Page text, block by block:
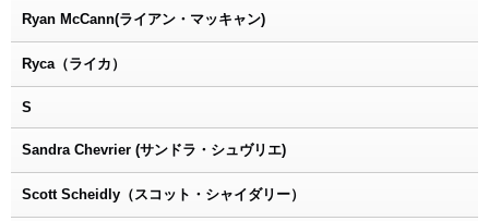
Ryan McCann(ライアン・マッキャン)
Ryca（ライカ）
S
Sandra Chevrier (サンドラ・シュヴリエ)
Scott Scheidly（スコット・シャイダリー）